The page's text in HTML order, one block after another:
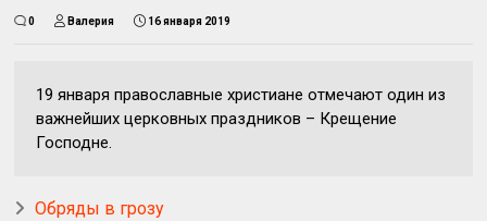
0 Валерия 16 января 2019
19 января православные христиане отмечают один из
важнейших церковных праздников – Крещение
Господне.
Обряды в грозу